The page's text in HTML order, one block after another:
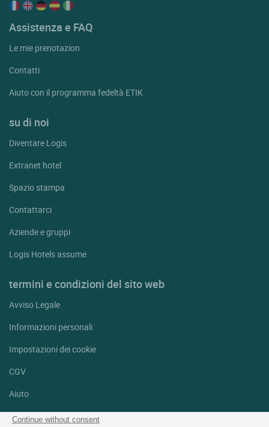
Continue without consent
Assistenza e FAQ
Le mie prenotazion
Contatti
Aiuto con il programma fedeltà ETIK
su di noi
Diventare Logis
Extranet hotel
Spazio stampa
Contattarci
Aziende e gruppi
Logis Hotels assume
termini e condizioni del sito web
Avviso Legale
Informazioni personali
Impostazioni dei cookie
CGV
Aiuto
Mappa del sito